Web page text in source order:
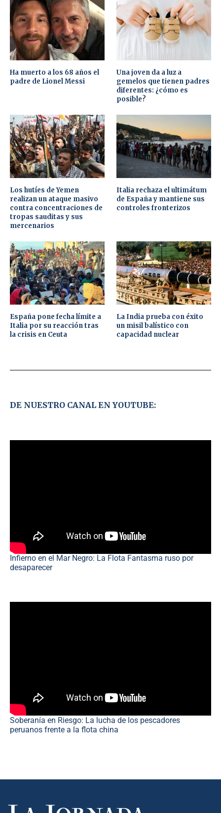
Ha muerto a los 68 años el
padre de Lionel Messi
Una joven da a luz a
gemelos que tienen padres
diferentes: ¿cómo es
posible?
Los hutíes de Yemen
realizan un ataque masivo
contra concentraciones de
tropas sauditas y sus
mercenarios
Italia rechaza el ultimátum
de España y mantiene sus
controles fronterizos
España pone fecha límite a
Italia por su reacción tras
la crisis en Ceuta
La India prueba con éxito
un misil balístico con
capacidad nuclear
DE NUESTRO CANAL EN YOUTUBE:
Infierno en el Mar Negro: La Flota Fantasma ruso por
desaparecer
Soberanía en Riesgo: La lucha de los pescadores
peruanos frente a la flota china